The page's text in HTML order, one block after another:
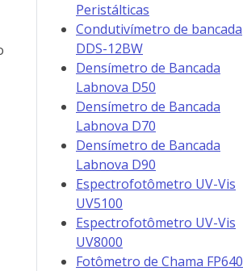
Peristálticas
Condutivímetro de bancada
DDS-12BW
Densímetro de Bancada
Labnova D50
Densímetro de Bancada
Labnova D70
Densímetro de Bancada
Labnova D90
Espectrofotômetro UV-Vis
UV5100
Espectrofotômetro UV-Vis
UV8000
Fotômetro de Chama FP640